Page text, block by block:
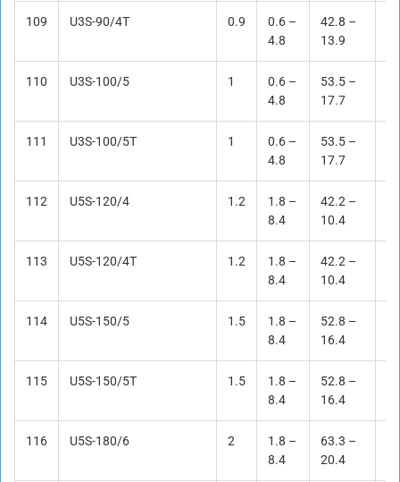
109 U3S-90/4T 0.9
0.6 –
4.8
42.8 –
13.9
110 U3S-100/5 1
0.6 –
4.8
53.5 –
17.7
111 U3S-100/5T 1
0.6 –
4.8
53.5 –
17.7
112 U5S-120/4 1.2
1.8 –
8.4
42.2 –
10.4
113 U5S-120/4T 1.2
1.8 –
8.4
42.2 –
10.4
114 U5S-150/5 1.5
1.8 –
8.4
52.8 –
16.4
115 U5S-150/5T 1.5
1.8 –
8.4
52.8 –
16.4
116 U5S-180/6 2
1.8 –
8.4
63.3 –
20.4